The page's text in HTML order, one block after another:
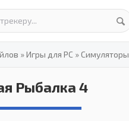
»Игры для PC »Симуляторы
Рыбалка 4